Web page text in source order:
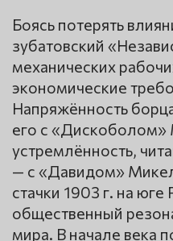
Боясь потерять
зубатовский
механических
экономические
Напряжённость
его с «Дискоболом»
устремлённость,
— с «Давидом»
стачки 1903 г. на
общественный
мира. В начале века